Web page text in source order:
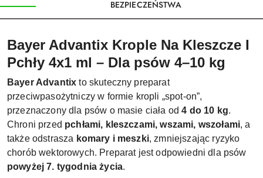
BEZPIECZEŃSTWA
Bayer Advantix Krople Na Kleszcze I
Pchły 4x1 ml – Dla psów 4–10 kg
Bayer Advantix to skuteczny preparat
przeciwpasożytniczy w formie kropli „spot-on”,
przeznaczony dla psów o masie ciała od4 do 10 kg.
Chroni przed pchłami, kleszczami, wszami, wszołami, a
także odstrasza komary i meszki, zmniejszając ryzyko
chorób wektorowych. Preparat jest odpowiedni dla psów
powyżej 7. tygodnia życia.